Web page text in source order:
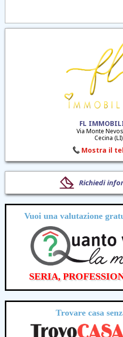
FL
Via Monte
Cecina (LI)
Mostra il
Richiedi
Vuoi una valutazione
SERIA,
Trovare casa